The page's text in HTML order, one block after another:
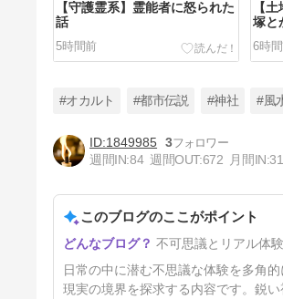
【守護霊系】霊能者に怒られた
話
5時間前
【
塚と
6時
った？ 本家を継ぐ者が消えた
理由
3日前
#オカルト #都市伝説 #神社 #風
1849985 3
週間IN:84 週間OUT:672 月間IN:
このブログのここがポイント
不可思議とリアル体
日常の中に潜む不思議な体験を多角
現実の境界を探求する内容です。鋭